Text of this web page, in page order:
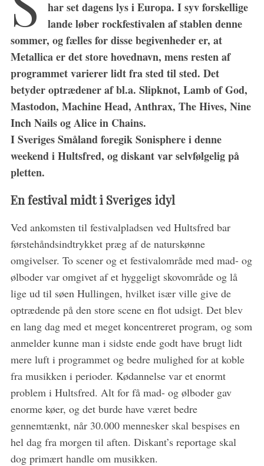
har set dagens lys i Europa. I syv forskellige
lande løber rockfestivalen af stablen denne
sommer, og fælles for disse begivenheder er, at
Metallica er det store hovednavn, mens resten af
programmet varierer lidt fra sted til sted. Det
betyder optrædener af bl.a. Slipknot, Lamb of God,
Mastodon, Machine Head, Anthrax, The Hives, Nine
Inch Nails og Alice in Chains.
I Sveriges Småland foregik Sonisphere i denne
weekend i Hultsfred, og diskant var selvfølgelig på
pletten.
En festival midt i Sveriges idyl
Ved ankomsten til festivalpladsen ved Hultsfred bar
førstehåndsindtrykket præg af de naturskønne
omgivelser. To scener og et festivalområde med mad- og
ølboder var omgivet af et hyggeligt skovområde og lå
lige ud til søen Hullingen, hvilket især ville give de
optrædende på den store scene en flot udsigt. Det blev
en lang dag med et meget koncentreret program, og som
anmelder kunne man i sidste ende godt have brugt lidt
mere luft i programmet og bedre mulighed for at koble
fra musikken i perioder. Kødannelse var et enormt
problem i Hultsfred. Alt for få mad- og ølboder gav
enorme køer, og det burde have været bedre
gennemtænkt, når 30.000 mennesker skal bespises en
hel dag fra morgen til aften. Diskant’s reportage skal
dog primært handle om musikken.